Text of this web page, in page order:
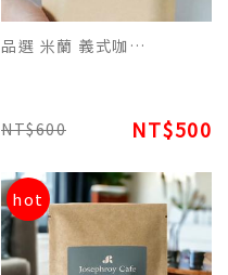
品選 米蘭 義式咖啡阿拉比卡原豆(227g)適合濃縮/拿鐵/卡布奇諾飲用
NT$600 NT$500
hot